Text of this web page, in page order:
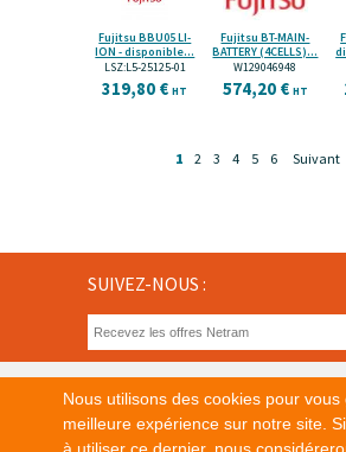
Nous utilisons des cookies pour vous
meilleure expérience sur notre site.
à utiliser ce dernier, nous
Fujitsu BBU05 LI-
ION - disponible...
LSZ:L5-25125-01
319,80 €HT
Fujitsu BT-MAIN-
BATTERY (4CELLS)...
W129046948
574,20 € HT
1 2 3 4 5 6 Suivant
SUIVEZ-NOUS :